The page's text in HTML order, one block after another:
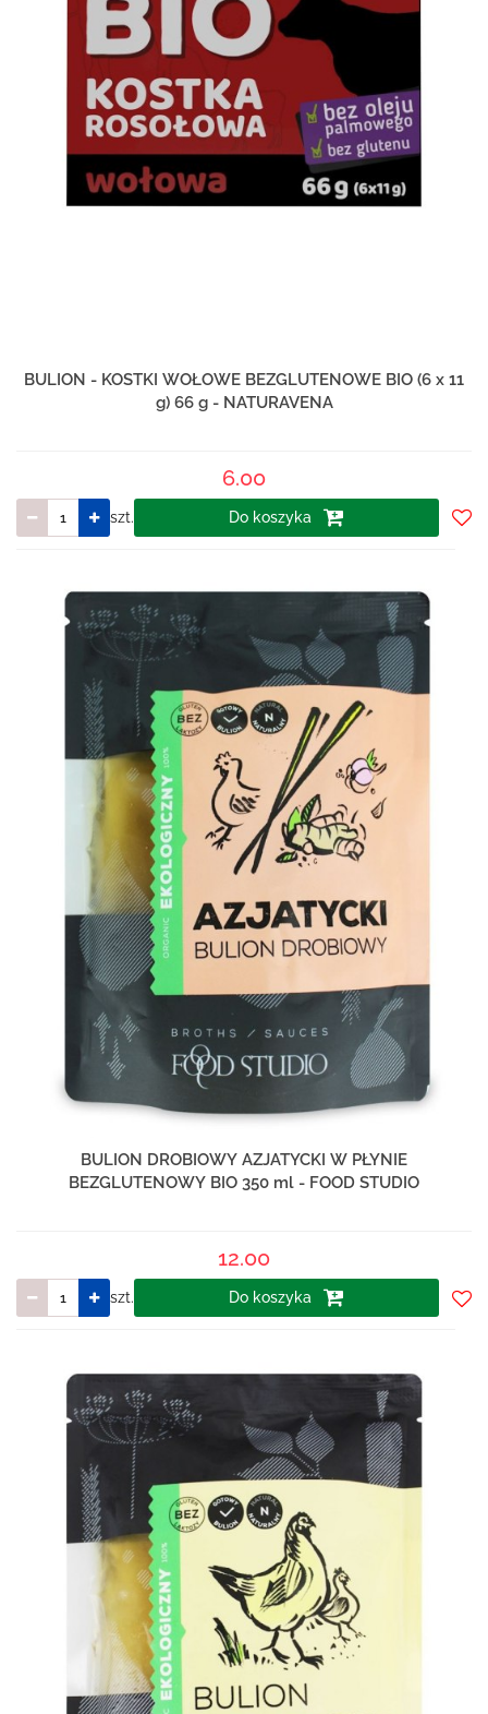
BULION - KOSTKI WOŁOWE BEZGLUTENOWE BIO (6 x 11
g) 66 g - NATURAVENA
6.00
szt. Do koszyka
BULION DROBIOWY AZJATYCKI W PŁYNIE
BEZGLUTENOWY BIO 350 ml - FOOD STUDIO
12.00
szt. Do koszyka